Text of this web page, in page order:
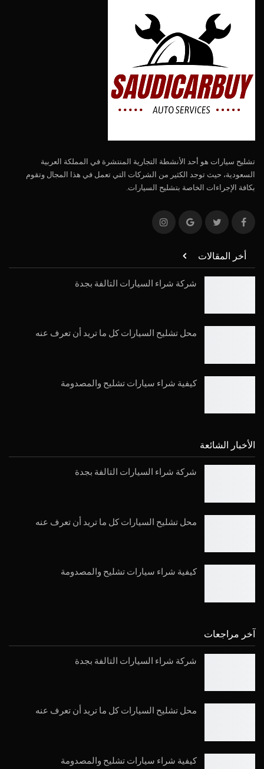
تشليح سيارات هو أحد الأنشطة التجارية المنتشرة في المملكة العربية
السعودية، حيث توجد الكثير من الشركات التي تعمل في هذا المجال وتقوم
بكافة الإجراءات الخاصة بتشليح السيارات.
أخر المقالات
شركة شراء السيارات التالفة بجدة
محل تشليح السيارات كل ما تريد أن تعرف عنه
كيفية شراء سيارات تشليح والمصدومة
الأخبار الشائعة
شركة شراء السيارات التالفة بجدة
محل تشليح السيارات كل ما تريد أن تعرف عنه
كيفية شراء سيارات تشليح والمصدومة
آخر مراجعات
شركة شراء السيارات التالفة بجدة
محل تشليح السيارات كل ما تريد أن تعرف عنه
كيفية شراء سيارات تشليح والمصدومة